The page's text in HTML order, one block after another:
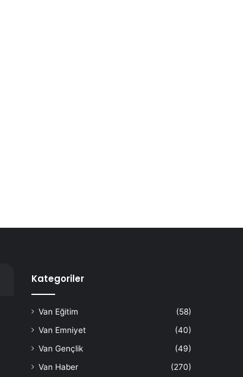
Kategoriler
Van Eğitim
(58)
Van Emniyet
(40)
Van Gençlik
(49)
Van Haber
(270)